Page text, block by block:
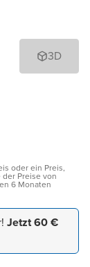
3D
oder ein Preis,
Preise von
6 Monaten
Jetzt 60 €